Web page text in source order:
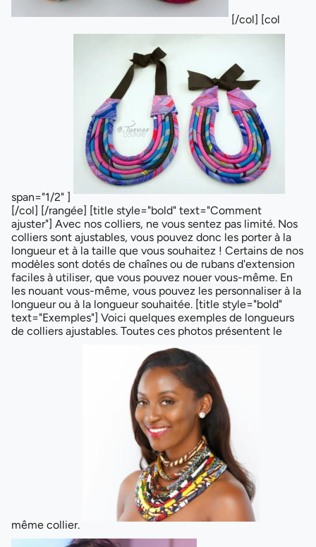
[/col] [col
span="1/2" ]
[/col] [/rangée] [title style="bold" text="Comment
ajuster"] Avec nos colliers, ne vous sentez pas limité. Nos
colliers sont ajustables, vous pouvez donc les porter à la
longueur et à la taille que vous souhaitez ! Certains de nos
modèles sont dotés de chaînes ou de rubans d'extension
faciles à utiliser, que vous pouvez nouer vous-même. En
les nouant vous-même, vous pouvez les personnaliser à la
longueur ou à la longueur souhaitée. [title style="bold"
text="Exemples"] Voici quelques exemples de longueurs
de colliers ajustables. Toutes ces photos présentent le
même collier.